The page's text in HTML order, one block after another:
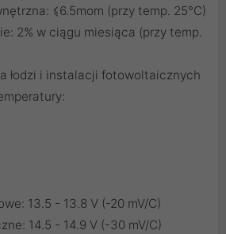
⩽6.5mom (przy temp. 25°C)
2% w ciągu miesiąca (przy temp.
łodzi i instalacji fotowoltaicznych
13.5 - 13.8 V (-20 mV/C)
14.5 - 14.9 V (-30 mV/C)